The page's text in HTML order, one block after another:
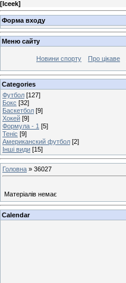
[Iceek]
Форма входу
Меню сайту
Новини спорту Про цікаве
Categories
Футбол [127]
Бокс [32]
Баскетбол [9]
Хокей [9]
Формула - 1 [5]
Теніс [9]
Американский футбол [2]
Інші види [15]
Головна » 36027
Матеріалів немає
Calendar